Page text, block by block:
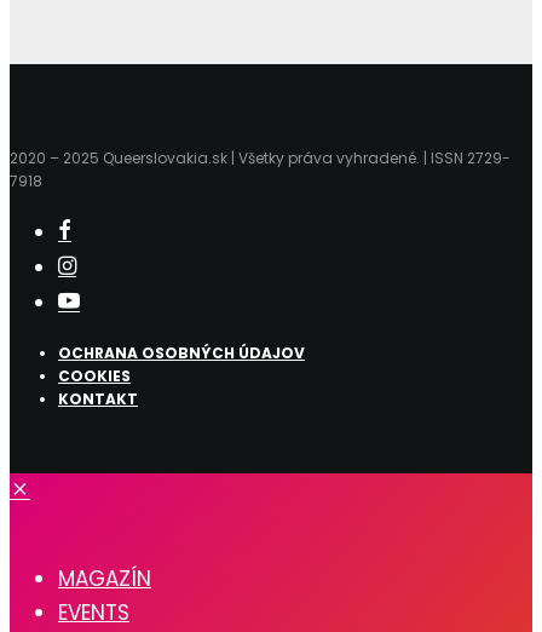
2020 – 2025 Queerslovakia.sk | Všetky práva vyhradené. | ISSN 2729-
7918
OCHRANA OSOBNÝCH ÚDAJOV
COOKIES
KONTAKT
MAGAZÍN
EVENTS